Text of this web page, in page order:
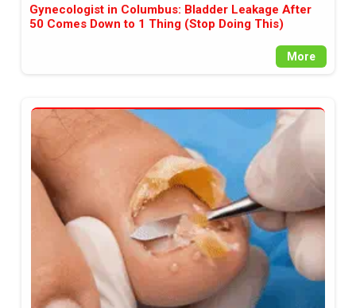
Gynecologist in Columbus: Bladder Leakage After
50 Comes Down to 1 Thing (Stop Doing This)
More